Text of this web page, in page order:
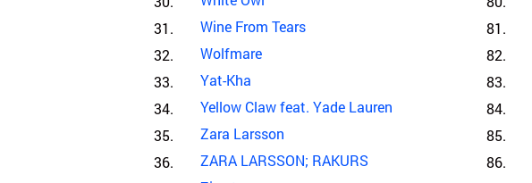
Wine From Tears
Wolfmare
Yat-Kha
Yellow Claw feat. Yade Lauren
Zara Larsson
ZARA LARSSON; RAKURS